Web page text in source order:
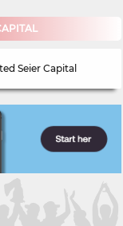
Seier Capital